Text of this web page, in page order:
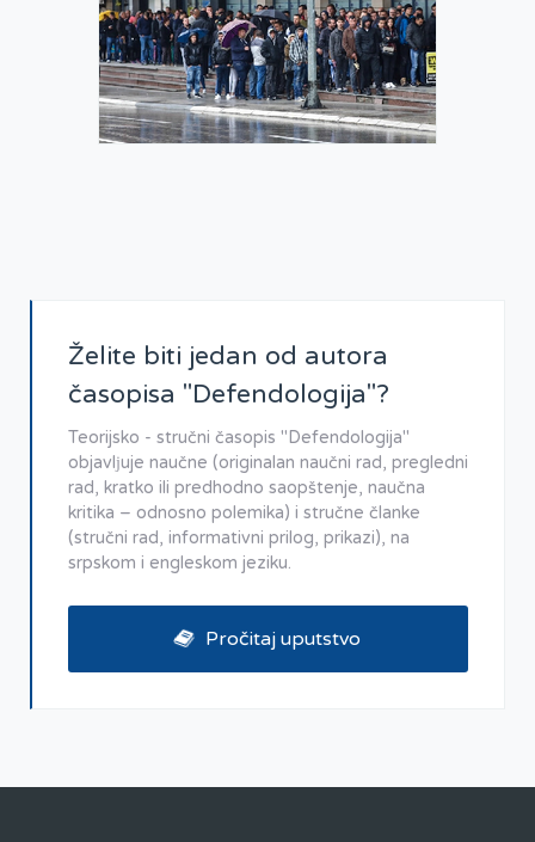
Želite biti jedan od autora
časopisa "Defendologija"?
Teorijsko - stručni časopis "Defendologija"
objavlјuje naučne (originalan naučni rad, pregledni
rad, kratko ili predhodno saopštenje, naučna
kritika – odnosno polemika) i stručne članke
(stručni rad, informativni prilog, prikazi), na
srpskom i engleskom jeziku.
Pročitaj uputstvo